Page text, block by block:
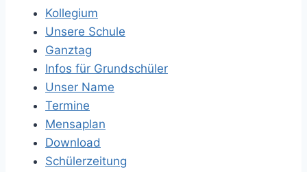
Kollegium
Unsere Schule
Ganztag
Infos für Grundschüler
Unser Name
Termine
Mensaplan
Download
Schülerzeitung